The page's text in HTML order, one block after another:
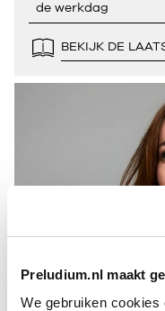
Preludium.nl maakt
We gebruiken cookies
BEKIJK DE